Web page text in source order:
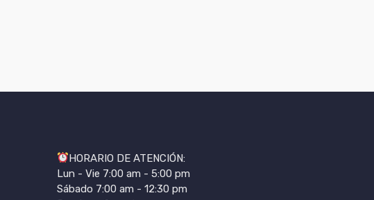
HORARIO DE ATENCIÓN:
Lun - Vie 7:00 am - 5:00 pm
Sábado 7:00 am - 12:30 pm